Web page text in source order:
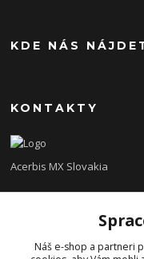
KDE NÁS
KONTAKTY
Acerbis MX Slovakia
Tel. číslo je
Náš e-shop a partneri